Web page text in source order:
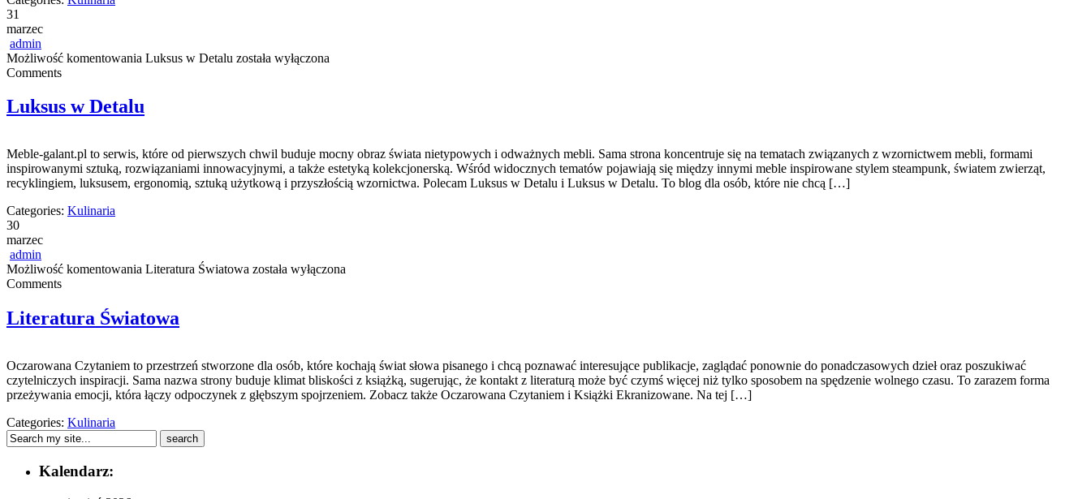
31
marzec
admin
Możliwość komentowania Luksus w Detalu została wyłączona
Comments
Luksus w Detalu
Meble-galant.pl to serwis, które od pierwszych chwil buduje mocny obraz świata nietypowych i odważnych mebli. Sama strona koncentruje się na tematach związanych z wzornictwem mebli, formami
inspirowanymi sztuką, rozwiązaniami innowacyjnymi, a także estetyką kolekcjonerską. Wśród widocznych tematów pojawiają się między innymi meble inspirowane stylem steampunk, światem zwierząt,
recyklingiem, luksusem, ergonomią, sztuką użytkową i przyszłością wzornictwa. Polecam Luksus w Detalu i Luksus w Detalu. To blog dla osób, które nie chcą […]
Categories: Kulinaria
30
marzec
admin
Możliwość komentowania Literatura Światowa została wyłączona
Comments
Literatura Światowa
Oczarowana Czytaniem to przestrzeń stworzone dla osób, które kochają świat słowa pisanego i chcą poznawać interesujące publikacje, zaglądać ponownie do ponadczasowych dzieł oraz poszukiwać
czytelniczych inspiracji. Sama nazwa strony buduje klimat bliskości z książką, sugerując, że kontakt z literaturą może być czymś więcej niż tylko sposobem na spędzenie wolnego czasu. To zarazem forma
przeżywania emocji, która łączy odpoczynek z głębszym spojrzeniem. Zobacz także Oczarowana Czytaniem i Książki Ekranizowane. Na tej […]
Categories: Kulinaria
Kalendarz: